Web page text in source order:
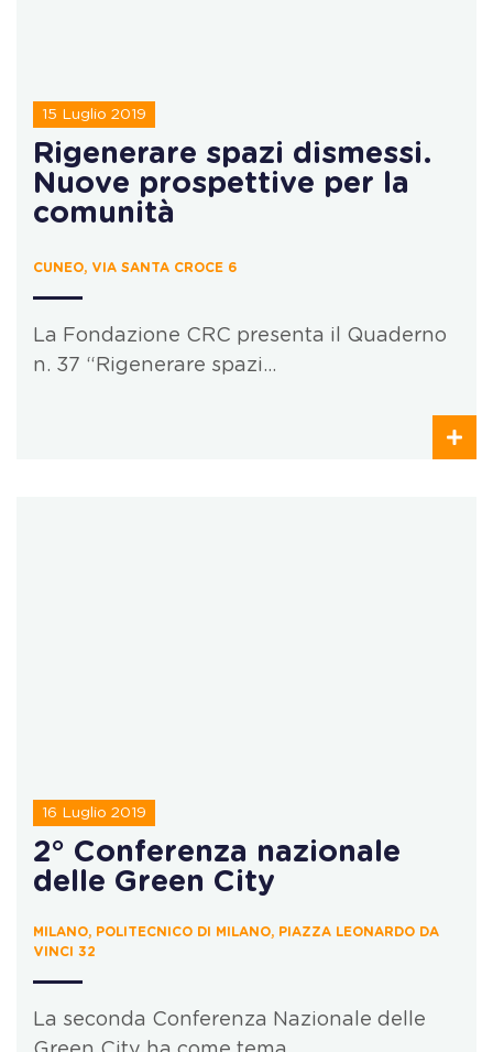
15 Luglio 2019
Rigenerare spazi dismessi.
Nuove prospettive per la
comunità
CUNEO, VIA SANTA CROCE 6
La Fondazione CRC presenta il Quaderno
n. 37 “Rigenerare spazi…
16 Luglio 2019
2° Conferenza nazionale
delle Green City
MILANO, POLITECNICO DI MILANO, PIAZZA LEONARDO DA
VINCI 32
La seconda Conferenza Nazionale delle